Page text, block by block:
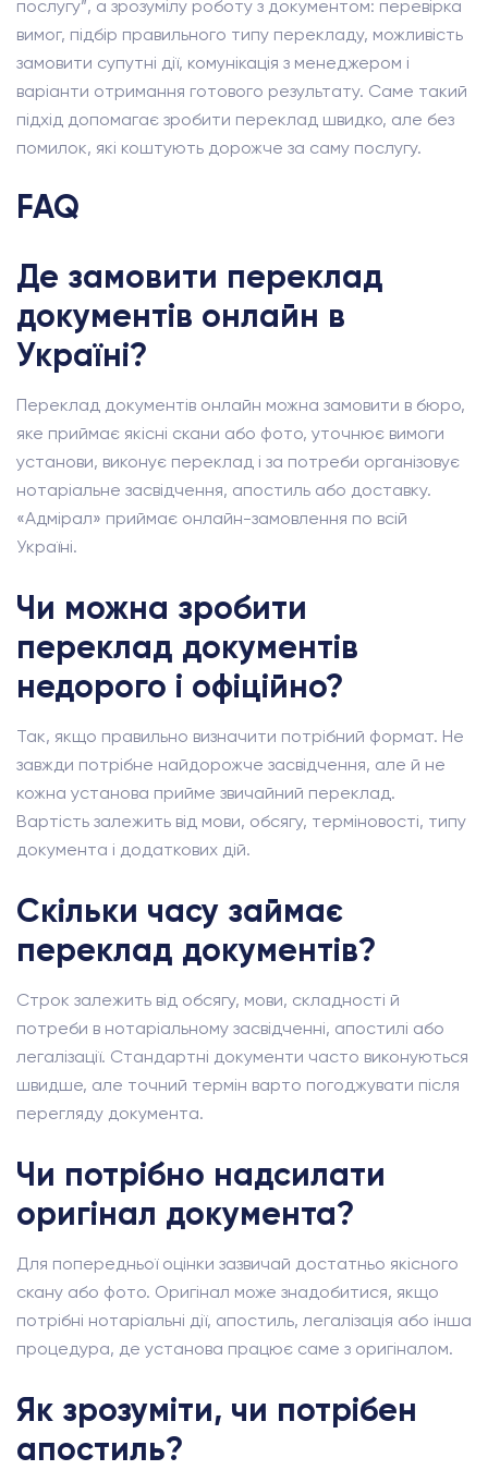
послугу”, а зрозумілу роботу з документом: перевірка
вимог, підбір правильного типу перекладу, можливість
замовити супутні дії, комунікація з менеджером і
варіанти отримання готового результату. Саме такий
підхід допомагає зробити переклад швидко, але без
помилок, які коштують дорожче за саму послугу.
FAQ
Де замовити переклад
документів онлайн в
Україні?
Переклад документів онлайн можна замовити в бюро,
яке приймає якісні скани або фото, уточнює вимоги
установи, виконує переклад і за потреби організовує
нотаріальне засвідчення, апостиль або доставку.
«Адмірал» приймає онлайн-замовлення по всій
Україні.
Чи можна зробити
переклад документів
недорого і офіційно?
Так, якщо правильно визначити потрібний формат. Не
завжди потрібне найдорожче засвідчення, але й не
кожна установа прийме звичайний переклад.
Вартість залежить від мови, обсягу, терміновості, типу
документа і додаткових дій.
Скільки часу займає
переклад документів?
Строк залежить від обсягу, мови, складності й
потреби в нотаріальному засвідченні, апостилі або
легалізації. Стандартні документи часто виконуються
швидше, але точний термін варто погоджувати після
перегляду документа.
Чи потрібно надсилати
оригінал документа?
Для попередньої оцінки зазвичай достатньо якісного
скану або фото. Оригінал може знадобитися, якщо
потрібні нотаріальні дії, апостиль, легалізація або інша
процедура, де установа працює саме з оригіналом.
Як зрозуміти, чи потрібен
апостиль?